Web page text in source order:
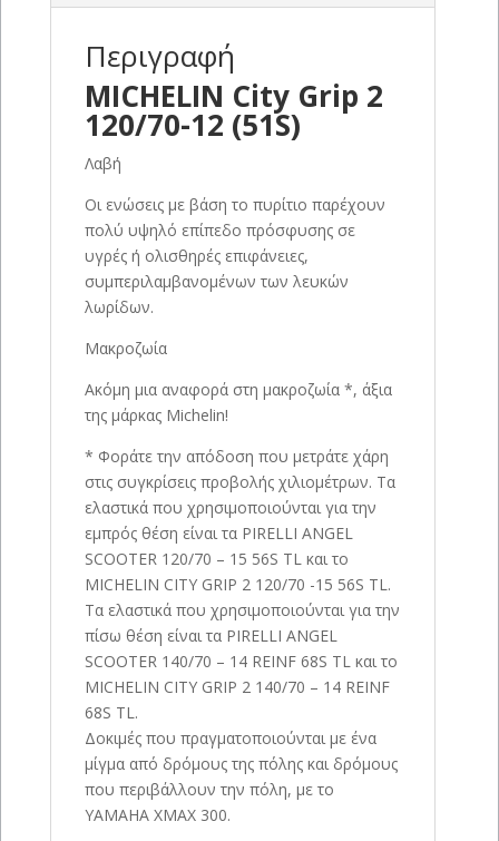
Περιγραφή
MICHELIN City Grip 2
120/70-12 (51S)
Λαβή
Οι ενώσεις με βάση το πυρίτιο παρέχουν
πολύ υψηλό επίπεδο πρόσφυσης σε
υγρές ή ολισθηρές επιφάνειες,
συμπεριλαμβανομένων των λευκών
λωρίδων.
Μακροζωία
Ακόμη μια αναφορά στη μακροζωία *, άξια
της μάρκας Michelin!
* Φοράτε την απόδοση που μετράτε χάρη
στις συγκρίσεις προβολής χιλιομέτρων. Τα
ελαστικά που χρησιμοποιούνται για την
εμπρός θέση είναι τα PIRELLI ANGEL
SCOOTER 120/70 – 15 56S TL και το
MICHELIN CITY GRIP 2 120/70 -15 56S TL.
Τα ελαστικά που χρησιμοποιούνται για την
πίσω θέση είναι τα PIRELLI ANGEL
SCOOTER 140/70 – 14 REINF 68S TL και το
MICHELIN CITY GRIP 2 140/70 – 14 REINF
68S TL.
Δοκιμές που πραγματοποιούνται με ένα
μίγμα από δρόμους της πόλης και δρόμους
που περιβάλλουν την πόλη, με το
YAMAHA XMAX 300.